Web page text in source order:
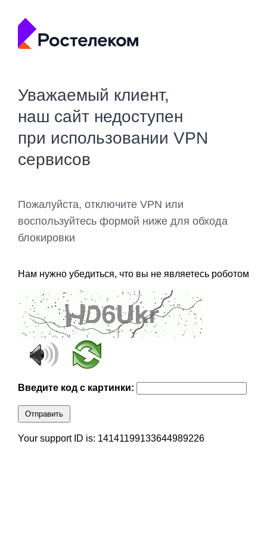
Уважаемый клиент,
наш сайт недоступен
при использовании VPN
сервисов
Пожалуйста, отключите VPN или
воспользуйтесь формой ниже для обхода
блокировки
Нам нужно убедиться, что вы не являетесь роботом
Введите код с картинки:
Отправить
Your support ID is: 14141199133644989226